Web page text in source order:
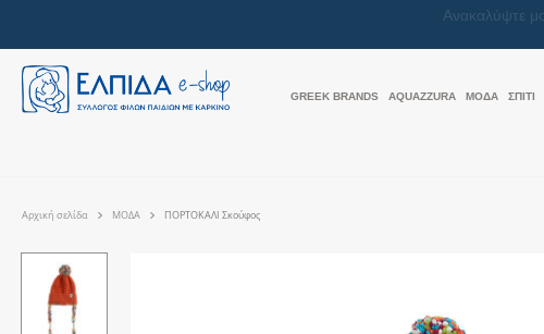
GREEK BRANDS AQUAZZURA ΜΟΔΑ ΣΠΙΤΙ
Αρχική σελίδα ΜΟΔΑ ΠΟΡΤΟΚΑΛΙ Σκούφος